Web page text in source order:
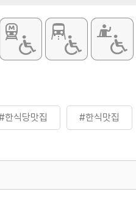
한식당맛집 #한식맛집